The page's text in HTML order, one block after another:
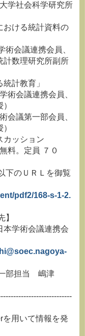
会科学研究所
おける統計資料の
議連携会員、
計数理研究所副所
計教育」
議連携会員、
議第一部会員、
カッション
料。定員 ７０
のＵＲＬを御覧
pdf2/168-s-1-2.
会議連携会
部担当 嶋津
を用いて情報を発